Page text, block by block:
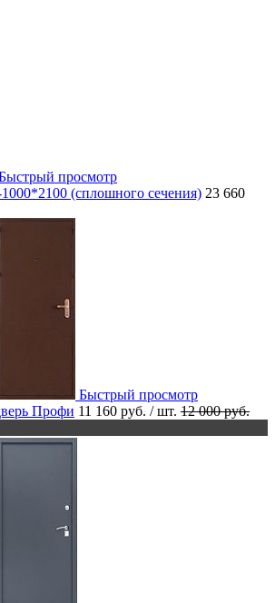
просмотр
(сплошного сечения) 23 660
Быстрый просмотр
Профи 11 160 руб. / шт. 12 000 руб.